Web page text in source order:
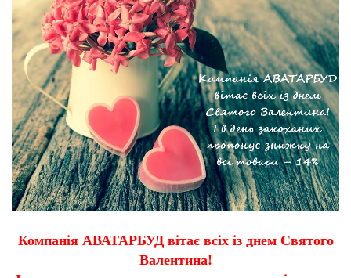
Компанія АВАТАРБУД вітає всіх із днем Святого
Валентина!